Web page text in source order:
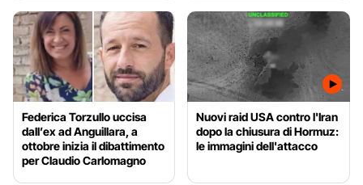
Federica Torzullo uccisa
dall’ex ad Anguillara, a
ottobre inizia il dibattimento
per Claudio Carlomagno
Nuovi raid USA contro l'Iran
dopo la chiusura di Hormuz:
le immagini dell'attacco